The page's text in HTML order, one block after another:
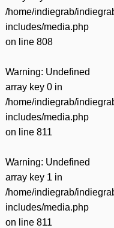
/home/indiegrab/
includes/media.php
on line 808
Warning: Undefined
array key 0 in
/home/indiegrab/
includes/media.php
on line 811
Warning: Undefined
array key 1 in
/home/indiegrab/
includes/media.php
on line 811